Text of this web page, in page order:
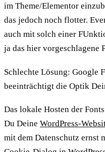
im Theme/Elementor
das jedoch noch flotter.
auch mit solch einer
ja das hier vorgeschlagene
Schlechte Lösung: Google
beeinträchtigt die Optik
Das lokale Hosten der
Du Deine WordPress-
mit dem Datenschutz ernst